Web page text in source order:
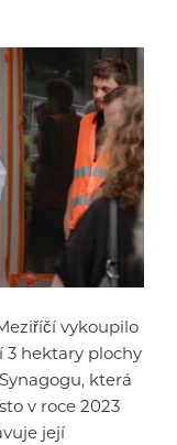
vykoupilo
3 hektary plochy
která
v roce 2023
její